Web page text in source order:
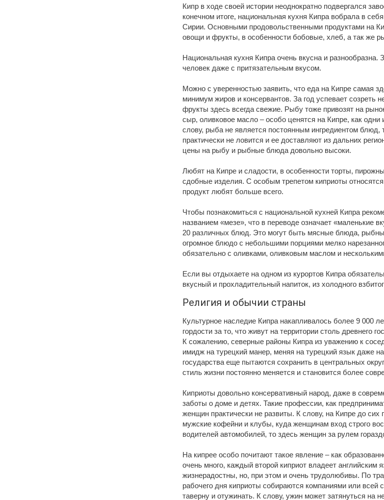
Кипр в ходе своей истории неоднократно подвергался
конечном итоге, национальная кухня Кипра вобрала в
Сирии. Основными продовольственными продуктами на
овощи и фрукты, в особенности бобовые, хлеб, а так же
Национальная кухня Кипра очень вкусна и
человек даже с притязательным вкусом.
Можно с уверенностью заявить, что еда на Кипре самая
минимум жиров и консервантов. За год успевает созреть
фрукты здесь всегда свежие. Рыбу тоже привозят на
сыр, оливковое масло – особо ценятся на Кипре, как
слову, рыба не является постоянным ингредиентом блюд,
практически не ловится и ее доставляют из дальних
цены на рыбу и рыбные блюда довольно высоки.
Любят на Кипре и сладости, в особенности торты,
сдобные изделия. С особым трепетом киприоты
продукт любят больше всего.
Чтобы познакомиться с национальной кухней Кипра
названием «мезе», что в переводе означает «маленькие
20 различных блюд. Это могут быть мясные блюда,
огромное блюдо с небольшими порциями мелко
обязательно с оливками, оливковым маслом и
Если вы отдыхаете на одном из курортов Кипра
вкусный и прохладительный напиток, из холодного
Религия и обычии страны
Культурное наследие Кипра накапливалось более 9 000
гордости за то, что живут на территории столь древнего
К сожалению, северные районы Кипра из уважению к
имидж на турецкий манер, меняя на турецкий язык даже
государства еще пытаются сохранить в центральных
стиль жизни постоянно меняется и становится более
Киприоты довольно консервативный народ, даже в
заботы о доме и детях. Такие профессии, как
женщин практически не развиты. К слову, на Кипре до сих
мужские кофейни и клубы, куда женщинам вход строго
водителей автомобилей, то здесь женщин за рулем
На кипрее особо почитают такое явление – как
очень много, каждый второй киприот владеет
жизнерадостны, но, при этом и очень трудолюбивы. По
рабочего дня киприоты собираются компаниями или всей
таверну и отужинать. К слову, ужин может затянуться на